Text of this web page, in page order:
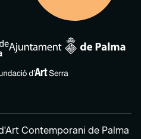
Contemporani de Palma